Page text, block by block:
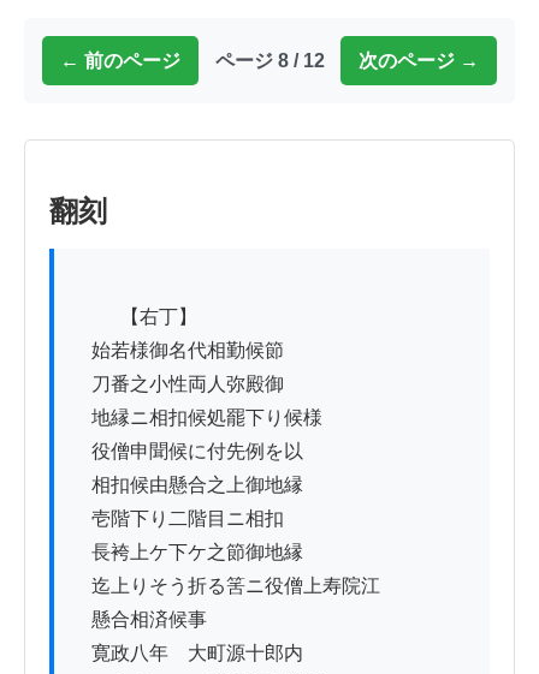
← 前のページ ページ 8 / 12 次のページ →
翻刻
始若様御名代相勤候節
刀番之小性両人弥殿御
地縁ニ相扣候処罷下り候様
役僧申聞候に付先例を以
相扣候由懸合之上御地縁ゟ
壱階下り二階目ニ相扣
長袴上ケ下ケ之節御地縁
迄上りそう折る筈ニ役僧上寿院江
懸合相済候事
寛政八年　大町源十郎内